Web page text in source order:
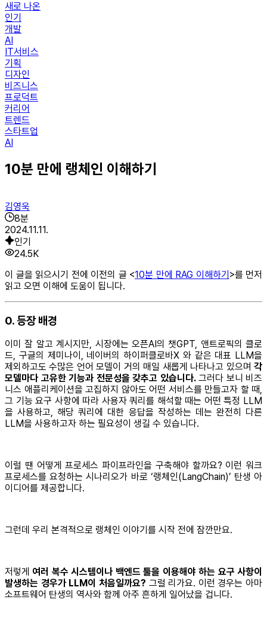
새로 나온
인기
개발
AI
IT서비스
기획
디자인
비즈니스
프로덕트
커리어
트렌드
스타트업
AI
10분 만에 랭체인 이해하기
김영욱
8분
2024.11.11.
인기
24.5K
이 글을 읽으시기 전에 이전의 글 <10분 만에 RAG 이해하기>를 먼저
읽고 오면 이해에 도움이 됩니다.
0. 등장 배경
이미 잘 알고 계시지만, 시장에는 오픈AI의 챗GPT, 앤트로픽의 클로
드, 구글의 제미나이, 네이버의 하이퍼클로바X 와 같은 대표 LLM을
제외하고도 수많은 언어 모델이 거의 매일 새롭게 나타나고 있으며 각
모델마다 고유한 기능과 전문성을 갖추고 있습니다.그러다 보니 비즈
니스 애플리케이션을 고집하지 않아도 어떤 서비스를 만들고자 할 때,
그 기능 요구 사항에 따라 사용자 쿼리를 해석할 때는 어떤 특정 LLM
을 사용하고, 해당 쿼리에 대한 응답을 작성하는 데는 완전히 다른
LLM을 사용하고자 하는 필요성이 생길 수 있습니다.
이럴 땐 어떻게 프로세스 파이프라인을 구축해야 할까요? 이런 워크
프로세스를 요청하는 시나리오가 바로 ‘랭체인(LangChain)’ 탄생 아
이디어를 제공합니다.
그런데 우리 본격적으로 랭체인 이야기를 시작 전에 잠깐만요.
저렇게 여러 복수 시스템이나 백엔드 툴을 이용해야 하는 요구 사항이
발생하는 경우가 LLM이 처음일까요? 그럴 리가요. 이런 경우는 아마
소프트웨어 탄생의 역사와 함께 아주 흔하게 일어났을 겁니다.